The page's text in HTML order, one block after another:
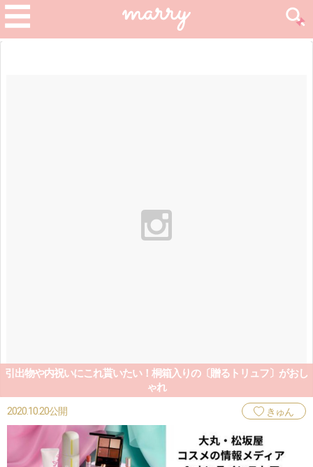
引出物や内祝いにこれ貰いたい！桐箱入りの〔贈るトリュフ〕がおし
ゃれ
2020.10.20公開 きゅん